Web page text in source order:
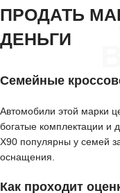
ПРОДАТЬ
ДЕНЬГИ
Семейные
Автомобили этой марки
богатые комплектации и
X90 популярны у семей
оснащения.
Как проходит